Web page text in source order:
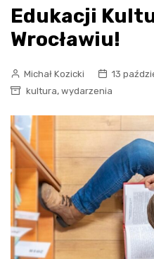
Edukacji
Wrocławiu!
Michał Kozicki
13
kultura, wydarzenia